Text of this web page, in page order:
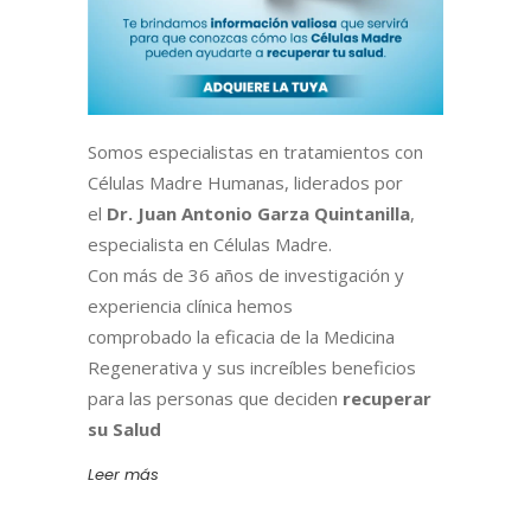
Somos especialistas en tratamientos con
Células Madre Humanas, liderados por
el Dr. Juan Antonio Garza Quintanilla,
especialista en Células Madre.
Con más de 36 años de investigación y
experiencia clínica hemos
comprobado la eficacia de la Medicina
Regenerativa y sus increíbles beneficios
para las personas que deciden recuperar
su Salud
Leer más